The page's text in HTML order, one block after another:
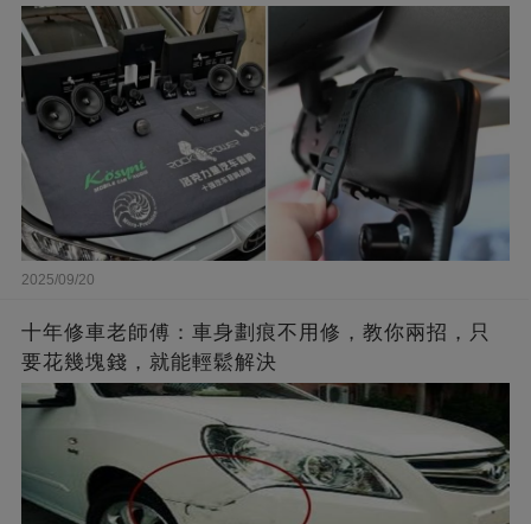
2025/09/20
十年修車老師傅：車身劃痕不用修，教你兩招，只
要花幾塊錢，就能輕鬆解決